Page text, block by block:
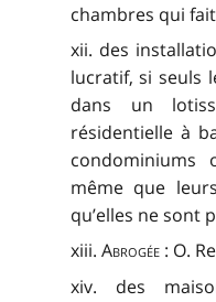
chambres qui
xii. des
lucratif, si seuls
dans un
résidentielle à
même que
qu’elles ne sont
xiii. Abrogée : O.
xiv. des